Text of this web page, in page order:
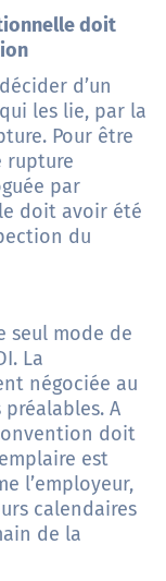
doit
d’un
les lie, par la
Pour être
rupture
par
doit avoir été
du
seul mode de
La
négociée au
A
doit
est
l’employeur,
calendaires
de la